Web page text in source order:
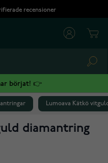
recensioner
börjat! 👉
Lumoava Kätkö
diamantring